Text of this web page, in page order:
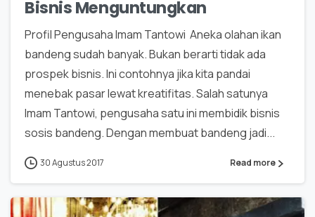
Bisnis Menguntungkan
Profil Pengusaha Imam Tantowi Aneka olahan ikan
bandeng sudah banyak. Bukan berarti tidak ada
prospek bisnis. Ini contohnya jika kita pandai
menebak pasar lewat kreatifitas. Salah satunya
Imam Tantowi, pengusaha satu ini membidik bisnis
sosis bandeng. Dengan membuat bandeng jadi...
30 Agustus 2017 Read more